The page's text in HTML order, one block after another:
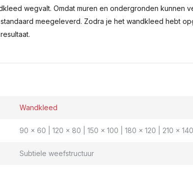
wegvalt. Omdat muren en ondergronden kunnen
meegeleverd. Zodra je het wandkleed hebt
Wandkleed
90 x 60 | 120 x 80 | 150 x 100 | 180 x 120 | 210 x
Subtiele weefstructuur